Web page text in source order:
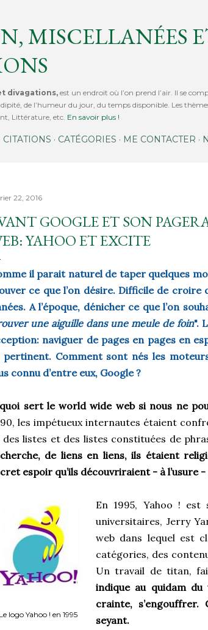
MISCELLANÉES
divagations, est un endroit où l’on prend l’air. Il se
de l’humeur du jour, du temps disponible. Les
Littérature, etc. En savoir plus !
CITATIONS CATÉGORIES ME CONTACTER
22, 2016
GOOGLE ET SON
YAHOO ET EXCITE
il parait naturel de taper quelques
ce que l’on désire. Difficile de croire
A l’époque, dénicher ce que l’on
une aiguille dans une meule de foin".
naviguer de pages en pages en
pertinent. Comment sont nés les
connu d’entre eux, Google ?
sert le world wide web si nous ne
les impétueux internautes étaient
listes et des listes constituées de
de liens en liens, ils étaient
espoir qu’ils découvriraient - à l’usure -
logo Yahoo ! en 1995
En 1995, Yahoo !
universitaires, Jerry
web dans lequel est
catégories, des
Un travail de titan,
indique au quidam
crainte,
seyant.